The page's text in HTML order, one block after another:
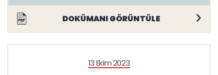
DOKÜMANI GÖRÜNTÜLE
13 Ekim 2023